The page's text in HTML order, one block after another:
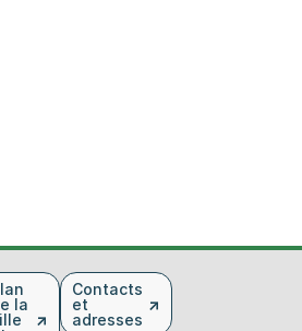
la
Contacts
et
adresses